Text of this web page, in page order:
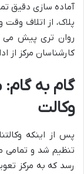
آماده سازی دقیق
پلاک، از اتلاف
روان تری پیش می
کارشناسان مرکز از
گام به
وکالت
پس از اینکه
تنظیم شد و تمامی
رسد که به مرکز